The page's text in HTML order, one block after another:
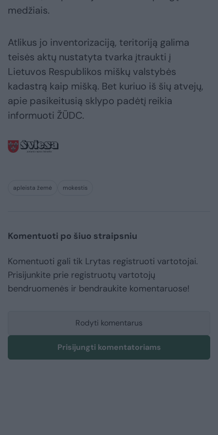
medžiais.
Atlikus jo inventorizaciją, teritoriją galima
teisės aktų nustatyta tvarka įtraukti į
Lietuvos Respublikos miškų valstybės
kadastrą kaip mišką. Bet kuriuo iš šių atvejų,
apie pasikeitusią sklypo padėtį reikia
informuoti ŽŪDC.
apleista žemė mokestis
Komentuoti po šiuo straipsniu
Komentuoti gali tik Lrytas registruoti vartotojai.
Prisijunkite prie registruotų vartotojų
bendruomenės ir bendraukite komentaruose!
Rodyti komentarus
Prisijungti komentatoriams